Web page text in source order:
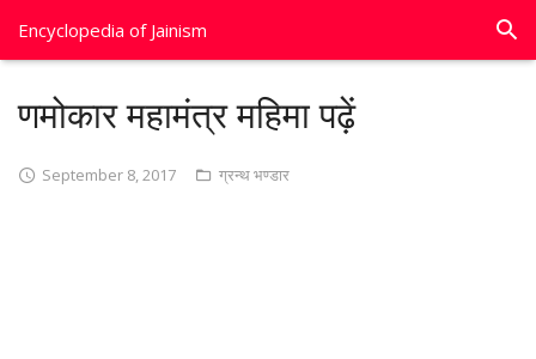
Encyclopedia of Jainism
णमोकार महामंत्र महिमा पढ़ें
September 8, 2017 ग्रन्थ भण्डार